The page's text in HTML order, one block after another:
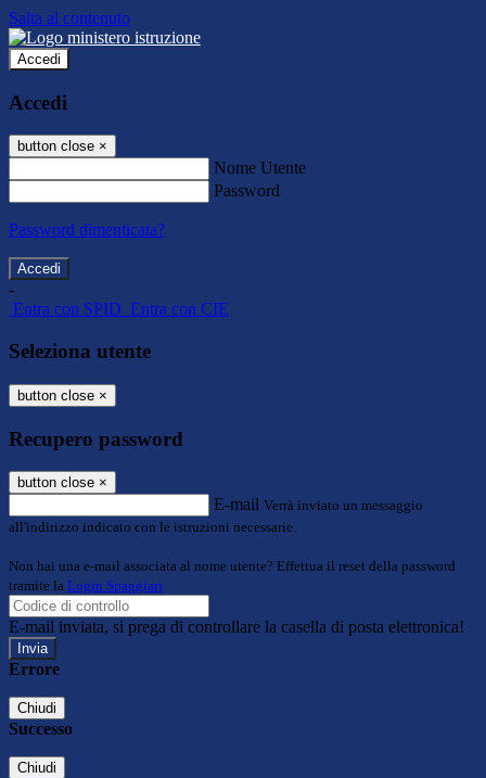
Salta al contenuto
Accedi
Accedi
button close ×
Nome Utente
Password
Password dimenticata?
-
Entra con SPID Entra con CIE
Seleziona utente
button close ×
Recupero password
button close ×
E-mail Verrà inviato un messaggio
all'indirizzo indicato con le istruzioni necessarie.
Non hai una e-mail associata al nome utente? Effettua il reset della password
tramite la Login Spaggiari
E-mail inviata, si prega di controllare la casella di posta elettronica!
Errore
Chiudi
Successo
Chiudi